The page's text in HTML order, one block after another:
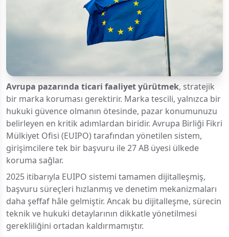
Avrupa pazarında ticari faaliyet yürütmek, stratejik
bir marka koruması gerektirir. Marka tescili, yalnızca bir
hukuki güvence olmanın ötesinde, pazar konumunuzu
belirleyen en kritik adımlardan biridir. Avrupa Birliği Fikri
Mülkiyet Ofisi (EUIPO) tarafından yönetilen sistem,
girişimcilere tek bir başvuru ile 27 AB üyesi ülkede
koruma sağlar.
2025 itibarıyla EUIPO sistemi tamamen dijitalleşmiş,
başvuru süreçleri hızlanmış ve denetim mekanizmaları
daha şeffaf hâle gelmiştir. Ancak bu dijitalleşme, sürecin
teknik ve hukuki detaylarının dikkatle yönetilmesi
gerekliliğini ortadan kaldırmamıştır.